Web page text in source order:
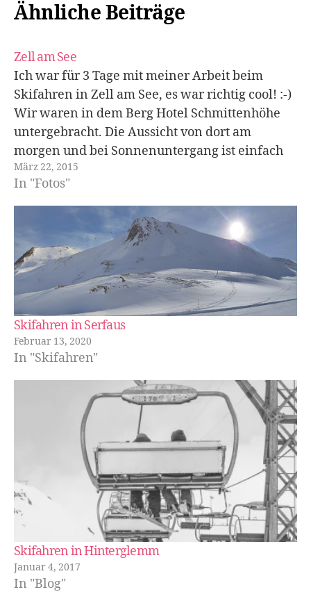
Ähnliche Beiträge
Zell am See
Ich war für 3 Tage mit meiner Arbeit beim
Skifahren in Zell am See, es war richtig cool! :-)
Wir waren in dem Berg Hotel Schmittenhöhe
untergebracht. Die Aussicht von dort am
morgen und bei Sonnenuntergang ist einfach
phänomenal! Und das Essen war auch
hervorragend! Zwei Tage sind wir im…
März 22, 2015
In "Fotos"
Skifahren in Serfaus
Februar 13, 2020
In "Skifahren"
Skifahren in Hinterglemm
Januar 4, 2017
In "Blog"